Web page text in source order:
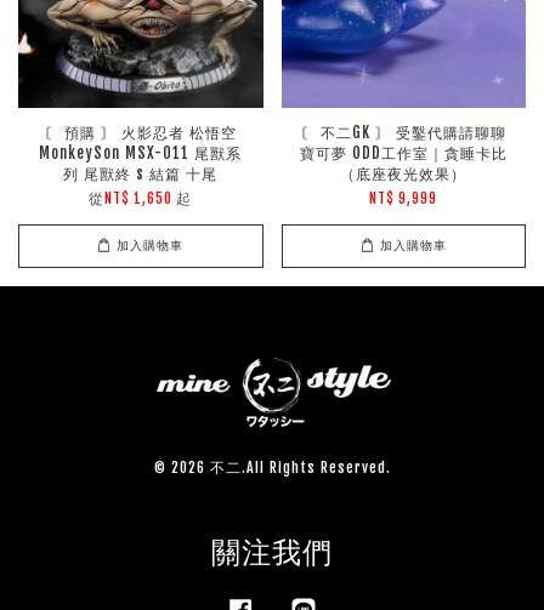
〘 預購 〙 火影忍者 松悟空
MonkeySon MSX-011 尾獸系
列 尾獸終 s 結篇 十尾
從 NT$ 1,650 起
加入購物車
〘 不二GK 〙 受鑿代購請聊聊
寶可夢 ODD工作室｜貪睡卡比
（底座夜光效果）
NT$ 9,999
加入購物車
© 2026 不二.All Rights Reserved.
關注我們
Facebook